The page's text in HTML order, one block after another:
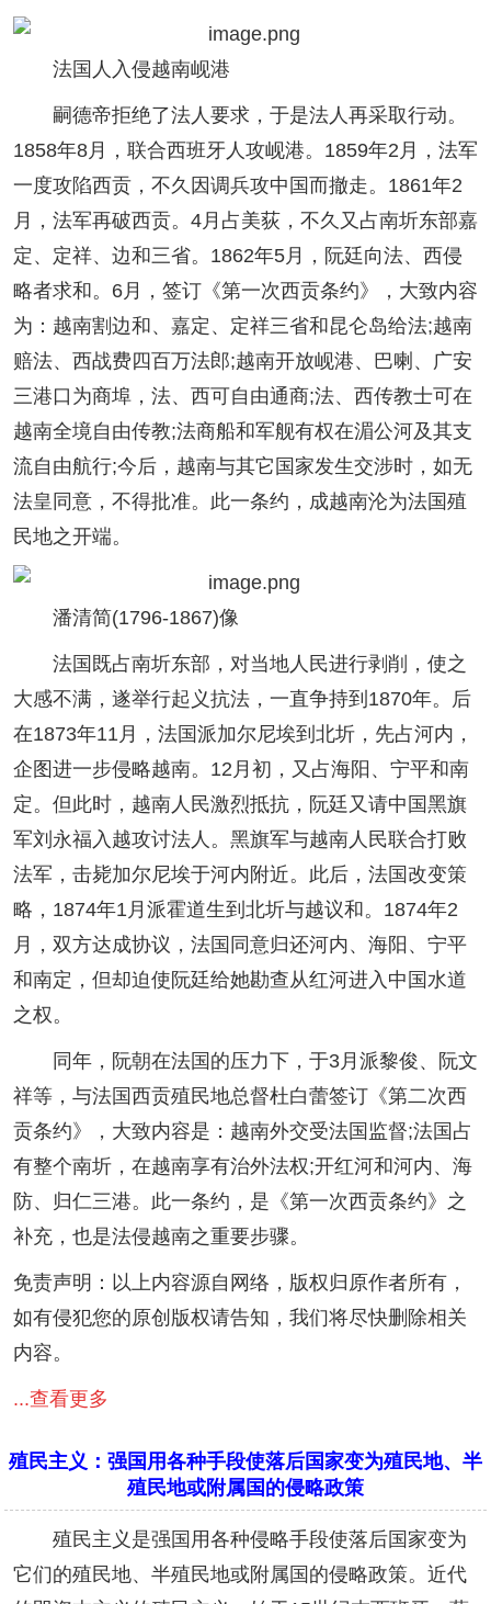
法国人入侵越南岘港
嗣德帝拒绝了法人要求，于是法人再采取行动。
1858年8月，联合西班牙人攻岘港。1859年2月，法军
一度攻陷西贡，不久因调兵攻中国而撤走。1861年2
月，法军再破西贡。4月占美荻，不久又占南圻东部嘉
定、定祥、边和三省。1862年5月，阮廷向法、西侵
略者求和。6月，签订《第一次西贡条约》，大致内容
为：越南割边和、嘉定、定祥三省和昆仑岛给法;越南
赔法、西战费四百万法郎;越南开放岘港、巴喇、广安
三港口为商埠，法、西可自由通商;法、西传教士可在
越南全境自由传教;法商船和军舰有权在湄公河及其支
流自由航行;今后，越南与其它国家发生交涉时，如无
法皇同意，不得批准。此一条约，成越南沦为法国殖
民地之开端。
潘清简(1796-1867)像
法国既占南圻东部，对当地人民进行剥削，使之
大感不满，遂举行起义抗法，一直争持到1870年。后
在1873年11月，法国派加尔尼埃到北圻，先占河内，
企图进一步侵略越南。12月初，又占海阳、宁平和南
定。但此时，越南人民激烈抵抗，阮廷又请中国黑旗
军刘永福入越攻讨法人。黑旗军与越南人民联合打败
法军，击毙加尔尼埃于河内附近。此后，法国改变策
略，1874年1月派霍道生到北圻与越议和。1874年2
月，双方达成协议，法国同意归还河内、海阳、宁平
和南定，但却迫使阮廷给她勘查从红河进入中国水道
之权。
同年，阮朝在法国的压力下，于3月派黎俊、阮文
祥等，与法国西贡殖民地总督杜白蕾签订《第二次西
贡条约》，大致内容是：越南外交受法国监督;法国占
有整个南圻，在越南享有治外法权;开红河和河内、海
防、归仁三港。此一条约，是《第一次西贡条约》之
补充，也是法侵越南之重要步骤。
免责声明：以上内容源自网络，版权归原作者所有，
如有侵犯您的原创版权请告知，我们将尽快删除相关
内容。
...查看更多
殖民主义：强国用各种手段使落后国家变为殖民地、半
殖民地或附属国的侵略政策
殖民主义是强国用各种侵略手段使落后国家变为
它们的殖民地、半殖民地或附属国的侵略政策。近代